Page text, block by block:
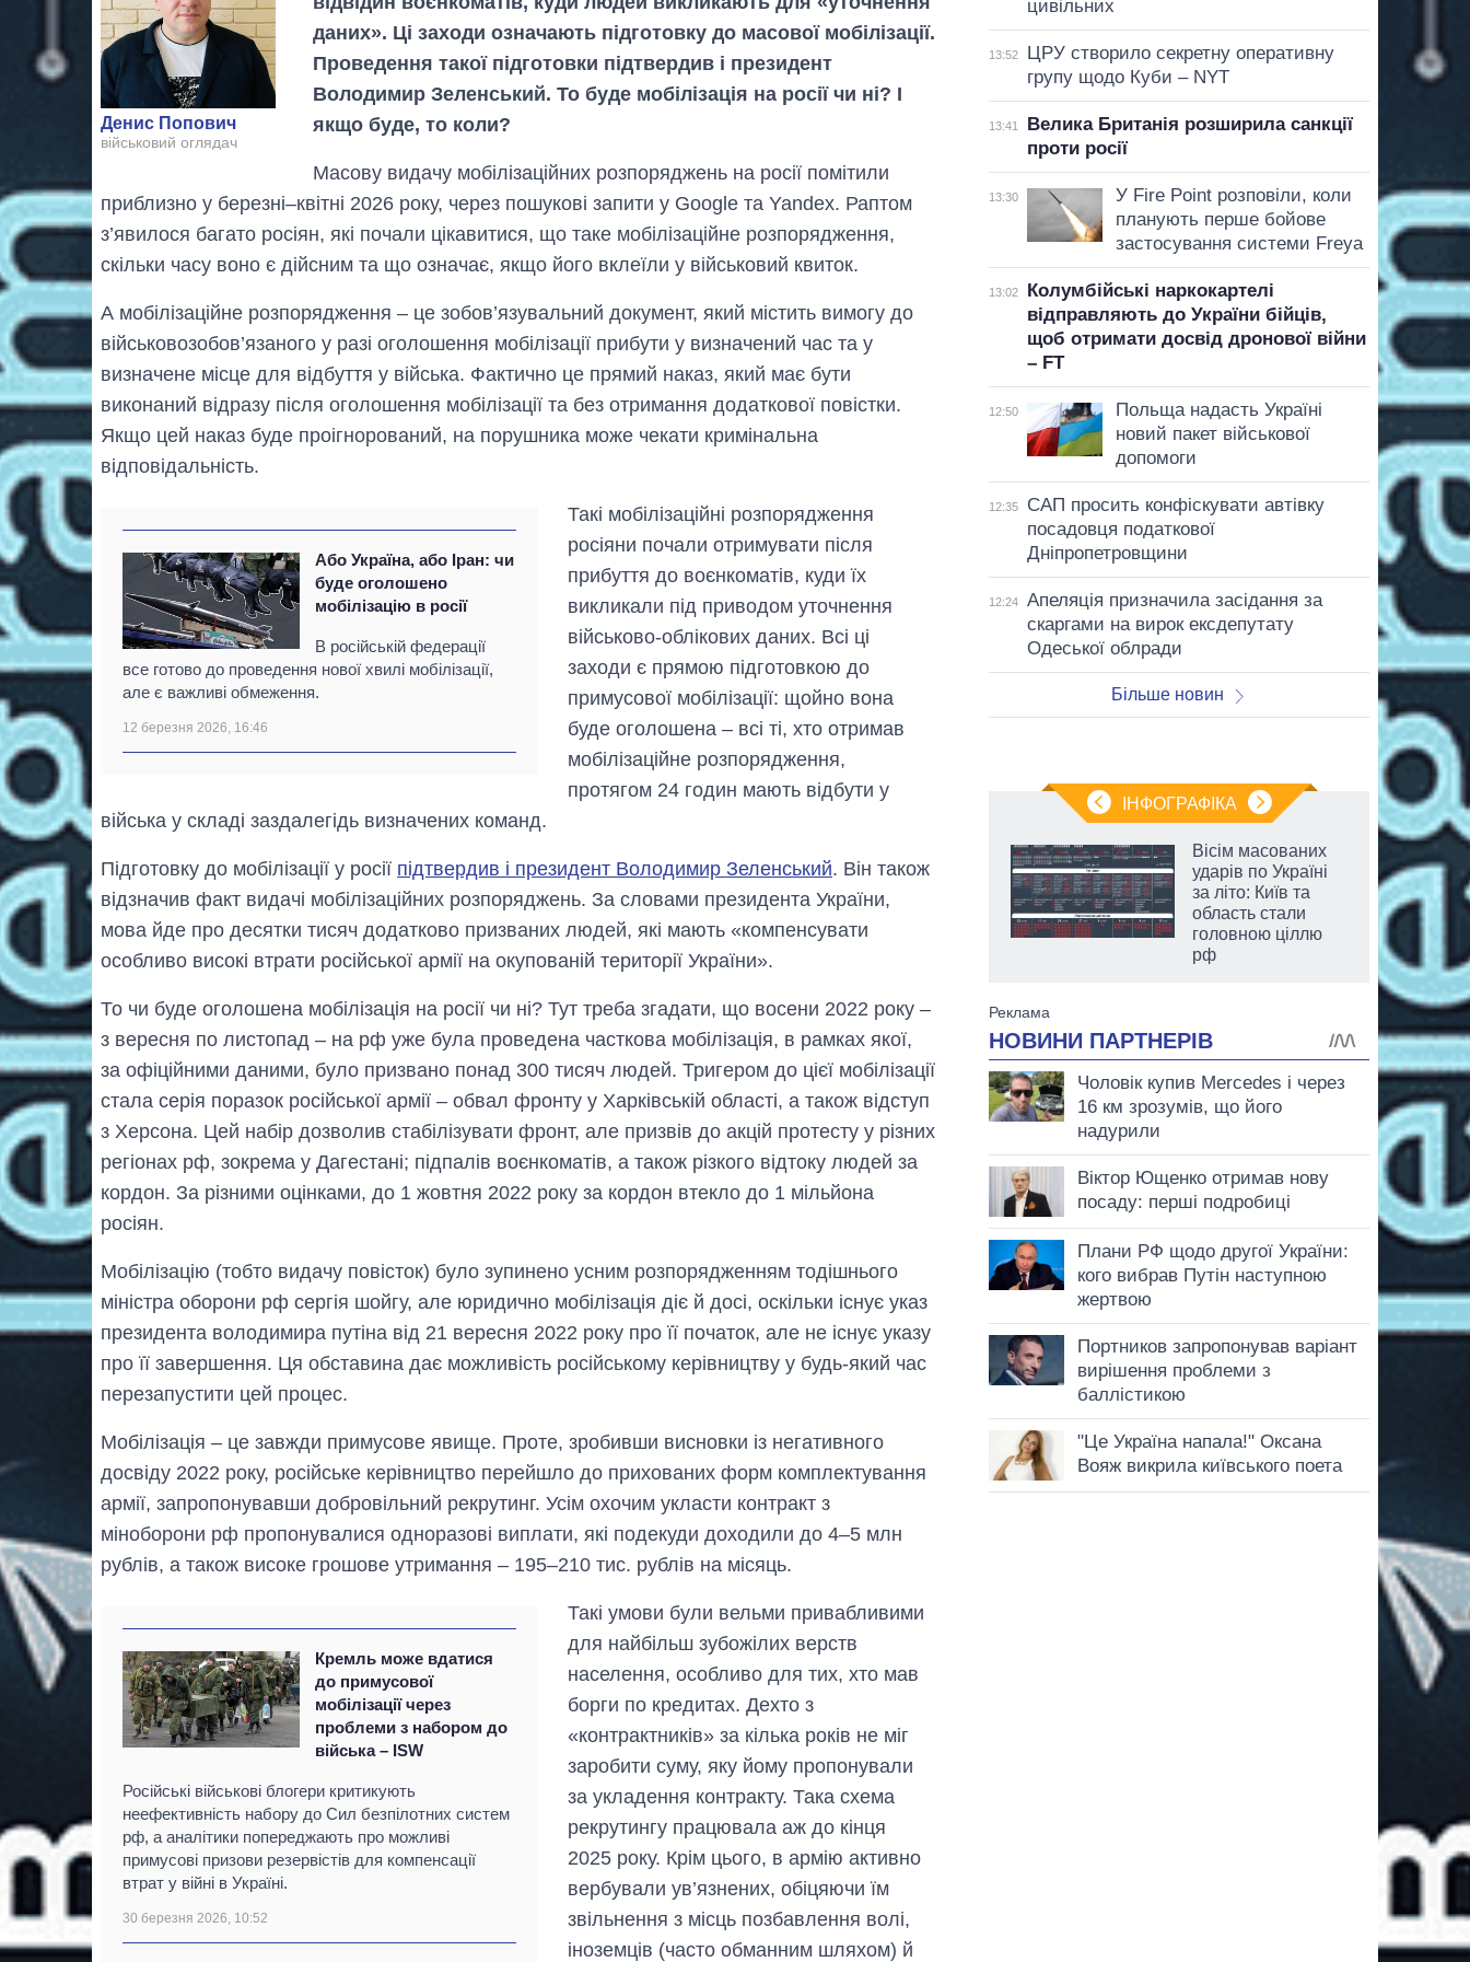
Денис Попович
військовий оглядач
даних». Ці заходи означають підготовку до масової мобілізації.
Проведення такої підготовки підтвердив і президент
Володимир Зеленський. То буде мобілізація на росії чи ні? І
якщо буде, то коли?
Масову видачу мобілізаційних розпоряджень на росії помітили
приблизно у березні–квітні 2026 року, через пошукові запити у Google та Yandex. Раптом
з’явилося багато росіян, які почали цікавитися, що таке мобілізаційне розпорядження,
скільки часу воно є дійсним та що означає, якщо його вклеїли у військовий квиток.
А мобілізаційне розпорядження – це зобов’язувальний документ, який містить вимогу до
військовозобов’язаного у разі оголошення мобілізації прибути у визначений час та у
визначене місце для відбуття у війська. Фактично це прямий наказ, який має бути
виконаний відразу після оголошення мобілізації та без отримання додаткової повістки.
Якщо цей наказ буде проігнорований, на порушника може чекати кримінальна
відповідальність.
Або Україна, або Іран: чи
буде оголошено
мобілізацію в росії
В російській федерації
все готово до проведення нової хвилі мобілізації,
але є важливі обмеження.
12 березня 2026, 16:46
Такі мобілізаційні розпорядження
росіяни почали отримувати після
прибуття до воєнкоматів, куди їх
викликали під приводом уточнення
військово-облікових даних. Всі ці
заходи є прямою підготовкою до
примусової мобілізації: щойно вона
буде оголошена – всі ті, хто отримав
мобілізаційне розпорядження,
протягом 24 годин мають відбути у
війська у складі заздалегідь визначених команд.
Підготовку до мобілізації у росії підтвердив і президент Володимир Зеленський. Він також
відзначив факт видачі мобілізаційних розпоряджень. За словами президента України,
мова йде про десятки тисяч додатково призваних людей, які мають «компенсувати
особливо високі втрати російської армії на окупованій території України».
То чи буде оголошена мобілізація на росії чи ні? Тут треба згадати, що восени 2022 року –
з вересня по листопад – на рф уже була проведена часткова мобілізація, в рамках якої,
за офіційними даними, було призвано понад 300 тисяч людей. Тригером до цієї мобілізації
стала серія поразок російської армії – обвал фронту у Харківській області, а також відступ
з Херсона. Цей набір дозволив стабілізувати фронт, але призвів до акцій протесту у різних
регіонах рф, зокрема у Дагестані; підпалів воєнкоматів, а також різкого відтоку людей за
кордон. За різними оцінками, до 1 жовтня 2022 року за кордон втекло до 1 мільйона
росіян.
Мобілізацію (тобто видачу повісток) було зупинено усним розпорядженням тодішнього
міністра оборони рф сергія шойгу, але юридично мобілізація діє й досі, оскільки існує указ
президента володимира путіна від 21 вересня 2022 року про її початок, але не існує указу
про її завершення. Ця обставина дає можливість російському керівництву у будь-який час
перезапустити цей процес.
Мобілізація – це завжди примусове явище. Проте, зробивши висновки із негативного
досвіду 2022 року, російське керівництво перейшло до прихованих форм комплектування
армії, запропонувавши добровільний рекрутинг. Усім охочим укласти контракт з
міноборони рф пропонувалися одноразові виплати, які подекуди доходили до 4–5 млн
рублів, а також високе грошове утримання – 195–210 тис. рублів на місяць.
Кремль може вдатися
до примусової
мобілізації через
проблеми з набором до
війська – ISW
Російські військові блогери критикують
неефективність набору до Сил безпілотних систем
рф, а аналітики попереджають про можливі
примусові призови резервістів для компенсації
втрат у війні в Україні.
30 березня 2026, 10:52
Такі умови були вельми привабливими
для найбільш зубожілих верств
населення, особливо для тих, хто мав
борги по кредитах. Дехто з
«контрактників» за кілька років не міг
заробити суму, яку йому пропонували
за укладення контракту. Така схема
рекрутингу працювала аж до кінця
2025 року. Крім цього, в армію активно
вербували ув’язнених, обіцяючи їм
звільнення з місць позбавлення волі,
іноземців (часто обманним шляхом) й
цивільних
13:52
ЦРУ створило секретну оперативну
групу щодо Куби – NYT
13:41
Велика Британія розширила санкції
проти росії
13:30
У Fire Point розповіли, коли
планують перше бойове
застосування системи Freya
13:02
Колумбійські наркокартелі
відправляють до України бійців,
щоб отримати досвід дронової війни
– FT
12:50
Польща надасть Україні
новий пакет військової
допомоги
12:35
САП просить конфіскувати автівку
посадовця податкової
Дніпропетровщини
12:24
Апеляція призначила засідання за
скаргами на вирок ексдепутату
Одеської облради
Більше новин
ІНФОГРАФІКА
гігантів: скільки
коштують і
заробляють
OpenAI та
Вісім масованих
ударів по Україні
за літо: Київ та
область стали
головною ціллю
рф